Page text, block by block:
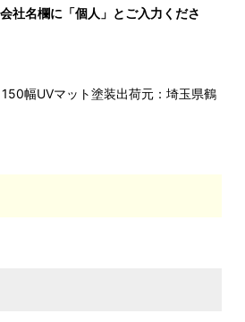
社名欄に「個人」とご入力くださ
幅UVマット塗装出荷元：埼玉県鶴